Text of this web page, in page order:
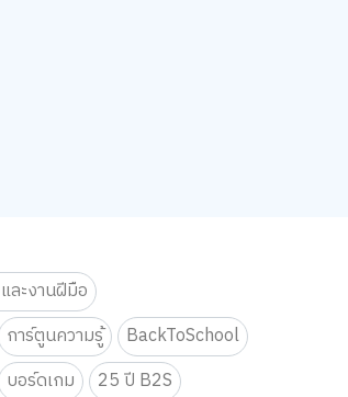
ละงานฝีมือ
การ์ตูนความรู้
BackToSchool
บอร์ดเกม 25 ปี B2S